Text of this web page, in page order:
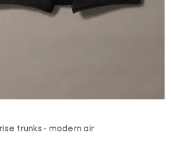
trunks - modern air